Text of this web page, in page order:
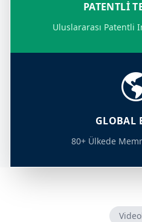
PATENTLI
Uluslararası Patentli
GLOBAL
80+ Ülkede